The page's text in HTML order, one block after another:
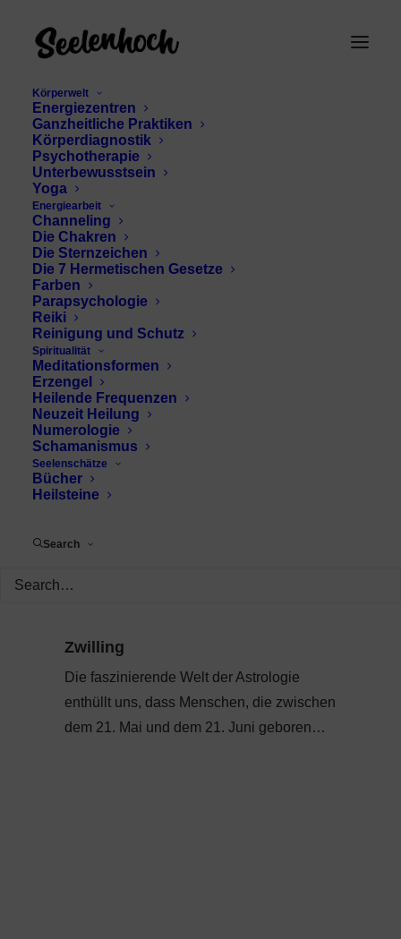
Körperwelt
Energiezentren
Ganzheitliche Praktiken
Körperdiagnostik
Psychotherapie
Unterbewusstsein
Yoga
Energiearbeit
Channeling
Die Chakren
Die Sternzeichen
Die 7 Hermetischen Gesetze
Farben
Parapsychologie
Reiki
Reinigung und Schutz
Spiritualität
Meditationsformen
Erzengel
Heilende Frequenzen
Neuzeit Heilung
Numerologie
Schamanismus
Seelenschätze
Bücher
Heilsteine
Search
Merkur
Zwilling
Die faszinierende Welt der Astrologie
enthüllt uns, dass Menschen, die zwischen
dem 21. Mai und dem 21. Juni geboren…